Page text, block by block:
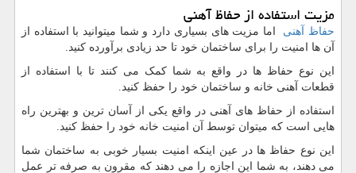
مزیت استفاده از حفاظ آهنی
حفاظ آهنی اما مزیت های بسیاری دارد و شما میتوانید با استفاده از
آن ها امنیت را برای ساختمان خود تا حد زیادی برآورده کنید.
این نوع حفاظ ها در واقع به شما کمک می کنند تا با استفاده از
قطعات آهنی خانه و ساختمان خود را حفظ کنید.
استفاده از حفاظ های آهنی در واقع یکی از آسان ترین و بهترین راه
هایی است که میتوان توسط آن امنیت خانه خود را حفظ کنید.
این نوع حفاظ ها در عین اینکه امنیت بسیار خوبی به ساختمان شما
می دهند، به شما این اجازه را می دهند که مقرون به صرفه تر عمل